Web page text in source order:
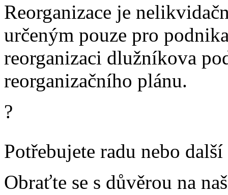
Reorganizace je
určeným pouze pro
reorganizaci dlužníkova
reorganizačního plánu.
?
Potřebujete radu nebo
Obraťte se s důvěrou na